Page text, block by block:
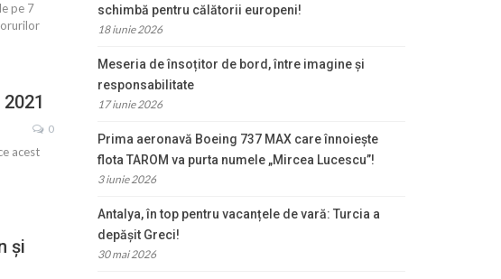
pe 7
0
acest
și
schimbă pentru călătorii europeni!
18 iunie 2026
Meseria de însoțitor de bord, între imagine și
responsabilitate
17 iunie 2026
Prima aeronavă Boeing 737 MAX care înnoiește
flota TAROM va purta numele „Mircea Lucescu”!
3 iunie 2026
Antalya, în top pentru vacanțele de vară: Turcia a
depășit Greci!
30 mai 2026